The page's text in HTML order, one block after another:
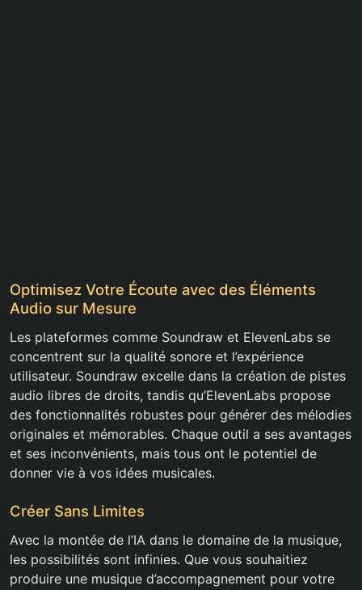
Optimisez Votre Écoute avec des Éléments
Audio sur Mesure
Les plateformes comme Soundraw et ElevenLabs se
concentrent sur la qualité sonore et l’expérience
utilisateur. Soundraw excelle dans la création de pistes
audio libres de droits, tandis qu’ElevenLabs propose
des fonctionnalités robustes pour générer des mélodies
originales et mémorables. Chaque outil a ses avantages
et ses inconvénients, mais tous ont le potentiel de
donner vie à vos idées musicales.
Créer Sans Limites
Avec la montée de l’IA dans le domaine de la musique,
les possibilités sont infinies. Que vous souhaitiez
produire une musique d’accompagnement pour votre